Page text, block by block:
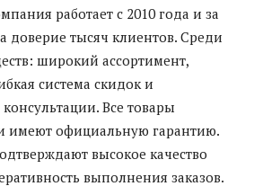
работает с 2010 года и за
доверие тысяч клиентов. Среди
широкий ассортимент,
система скидок и
Все товары
имеют официальную гарантию.
высокое качество
выполнения заказов.